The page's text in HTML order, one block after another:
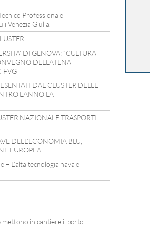
Professionale
Venezia Giulia.
DI GENOVA: “CULTURA
DELL’ATENA
FVG
DAL CLUSTER DELLE
L’ANNO LA
NAZIONALE TRASPORTI
DELL’ECONOMIA BLU,
EUROPEA
– L’alta tecnologia navale
mettono in cantiere il porto